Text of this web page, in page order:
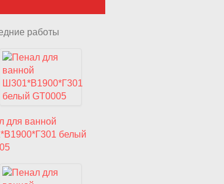
работы
для ванной
белый